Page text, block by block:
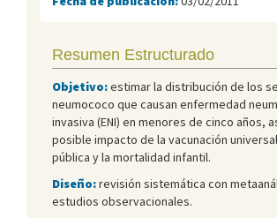
Resumen Estructurado
Objetivo:estimar la distribución de los
neumococo que causan enfermedad
invasiva (ENI) en menores de cinco años,
posible impacto de la vacunación
pública y la mortalidad infantil.
Diseño:revisión sistemática con
estudios observacionales.